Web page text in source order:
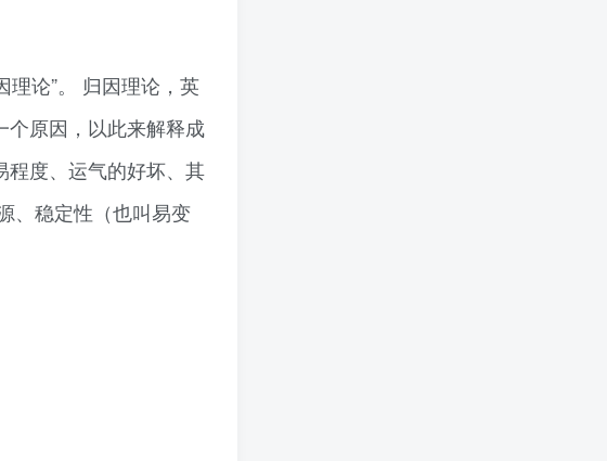
理论”。 归因理论，英
个原因，以此来解释成
程度、运气的好坏、其
、稳定性（也叫易变